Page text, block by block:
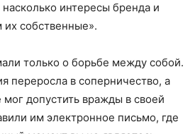
интересы бренда и
собственные».
только о борьбе между собой.
переросла в соперничество, а
допустить вражды в своей
им электронное письмо, где